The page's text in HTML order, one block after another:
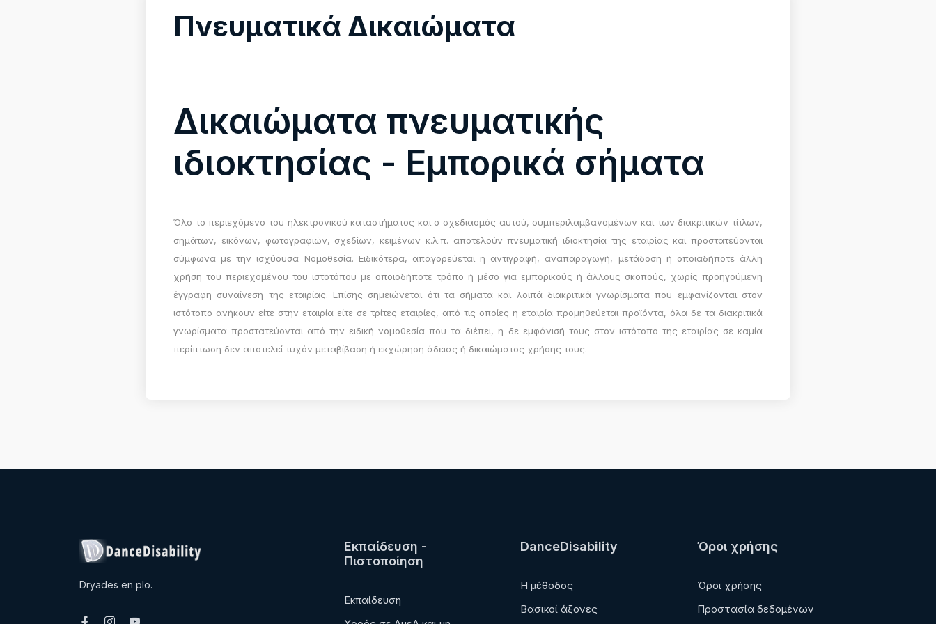
Πνευματικά Δικαιώματα
Δικαιώματα πνευματικής
ιδιοκτησίας - Εμπορικά σήματα
Όλο το περιεχόμενο του ηλεκτρονικού καταστήματος και ο σχεδιασμός αυτού, συμπεριλαμβανομένων και των διακριτικών τίτλων,
σημάτων, εικόνων, φωτογραφιών, σχεδίων, κειμένων κ.λ.π. αποτελούν πνευματική ιδιοκτησία της εταιρίας και προστατεύονται
σύμφωνα με την ισχύουσα Νομοθεσία. Ειδικότερα, απαγορεύεται η αντιγραφή, αναπαραγωγή, μετάδοση ή οποιαδήποτε άλλη
χρήση του περιεχομένου του ιστοτόπου με οποιοδήποτε τρόπο ή μέσο για εμπορικούς ή άλλους σκοπούς, χωρίς προηγούμενη
έγγραφη συναίνεση της εταιρίας. Επίσης σημειώνεται ότι τα σήματα και λοιπά διακριτικά γνωρίσματα που εμφανίζονται στον
ιστότοπο ανήκουν είτε στην εταιρία είτε σε τρίτες εταιρίες, από τις οποίες η εταιρία προμηθεύεται προϊόντα, όλα δε τα διακριτικά
γνωρίσματα προστατεύονται από την ειδική νομοθεσία που τα διέπει, η δε εμφάνισή τους στον ιστότοπο της εταιρίας σε καμία
περίπτωση δεν αποτελεί τυχόν μεταβίβαση ή εκχώρηση άδειας ή δικαιώματος χρήσης τους.
Dryades en plo.
Εκπαίδευση -
Πιστοποίηση
Εκπαίδευση
DanceDisability
Η μέθοδος
Βασικοί άξονες
Όροι χρήσης
Όροι χρήσης
Προστασία δεδομένων